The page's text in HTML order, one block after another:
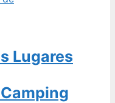
Lugares